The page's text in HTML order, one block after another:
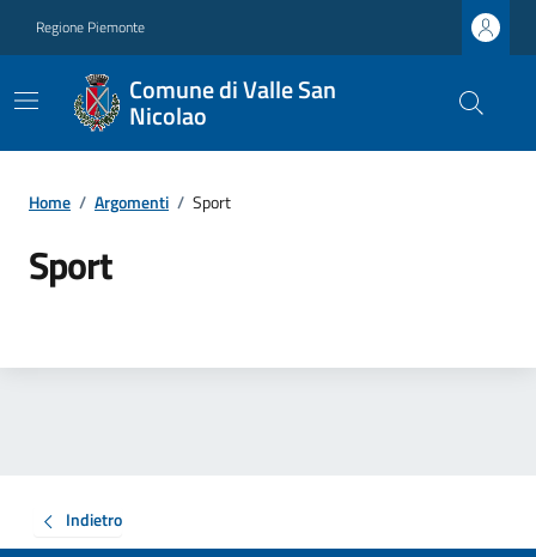
Regione Piemonte
Comune di Valle San
Nicolao
Home / Argomenti / Sport
Sport
Indietro